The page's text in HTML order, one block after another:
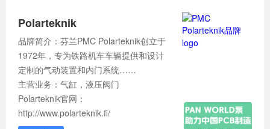
Polarteknik
品牌简介：芬兰PMC Polarteknik创立于
1972年，专为铁路机车车辆提供和设计
定制的气动装置和内门系统……
主营业务：气缸，液压阀门
Polarteknik官网：
http://www.polarteknik.fi/